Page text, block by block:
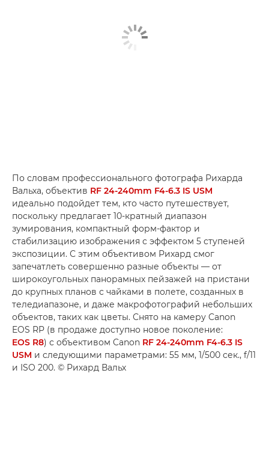
По словам профессионального фотографа Рихарда
Вальха, объектив RF 24-240mm F4-6.3 IS USM
идеально подойдет тем, кто часто путешествует,
поскольку предлагает 10-кратный диапазон
зумирования, компактный форм-фактор и
стабилизацию изображения с эффектом 5 ступеней
экспозиции. С этим объективом Рихард смог
запечатлеть совершенно разные объекты — от
широкоугольных панорамных пейзажей на пристани
до крупных планов с чайками в полете, созданных в
теледиапазоне, и даже макрофотографий небольших
объектов, таких как цветы. Снято на камеру Canon
EOS RP (в продаже доступно новое поколение:
EOS R8) с объективом Canon RF 24-240mm F4-6.3 IS
USM и следующими параметрами: 55 мм, 1/500 сек., f/11
и ISO 200. © Рихард Вальх